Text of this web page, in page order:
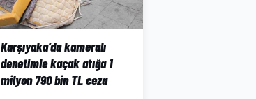
Karşıyaka’da kameralı
denetimle kaçak atığa 1
milyon 790 bin TL ceza